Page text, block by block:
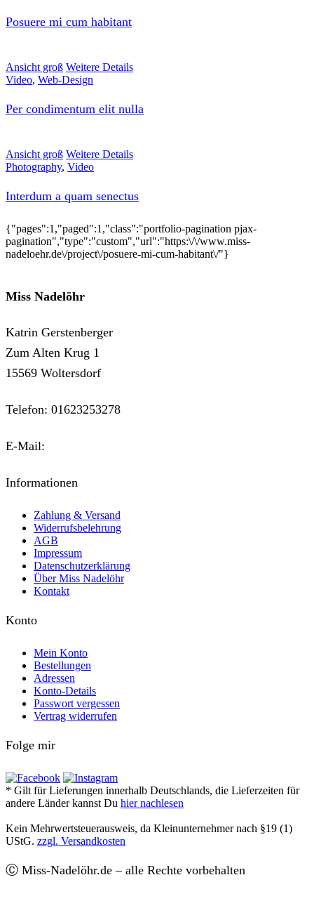
Posuere mi cum habitant
Ansicht groß Weitere Details
Video, Web-Design
Per condimentum elit nulla
Ansicht groß Weitere Details
Photography, Video
Interdum a quam senectus
{"pages":1,"paged":1,"class":"portfolio-pagination pjax-
pagination","type":"custom","url":"https:\/\/www.miss-
nadeloehr.de\/project\/posuere-mi-cum-habitant\/"}
Miss Nadelöhr
Katrin Gerstenberger
Zum Alten Krug 1
15569 Woltersdorf
Telefon: 01623253278
E-Mail:
Informationen
Zahlung & Versand
Widerrufsbelehrung
AGB
Impressum
Datenschutzerklärung
Über Miss Nadelöhr
Kontakt
Konto
Mein Konto
Bestellungen
Adressen
Konto-Details
Passwort vergessen
Vertrag widerrufen
Folge mir
* Gilt für Lieferungen innerhalb Deutschlands, die Lieferzeiten für
andere Länder kannst Du hier nachlesen
Kein Mehrwertsteuerausweis, da Kleinunternehmer nach §19 (1)
UStG. zzgl. Versandkosten
Ⓒ Miss-Nadelöhr.de – alle Rechte vorbehalten